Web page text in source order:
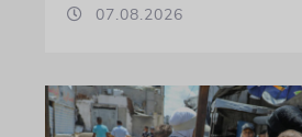
07.08.2026